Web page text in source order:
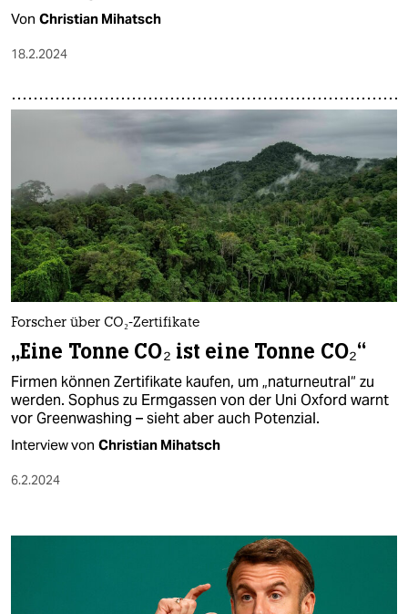
Von Christian Mihatsch
18.2.2024
Forscher über CO₂-Zertifikate
„Eine Tonne CO₂ ist eine Tonne CO₂“
Firmen können Zertifikate kaufen, um „naturneutral“ zu
werden. Sophus zu Ermgassen von der Uni Oxford warnt
vor Greenwashing – sieht aber auch Potenzial.
Interview von Christian Mihatsch
6.2.2024